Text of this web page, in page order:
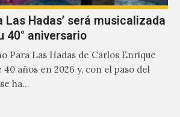
Las Hadas’ será musicalizada
40° aniversario
Para Las Hadas de Carlos Enrique
40 años en 2026 y, con el paso del
ha…